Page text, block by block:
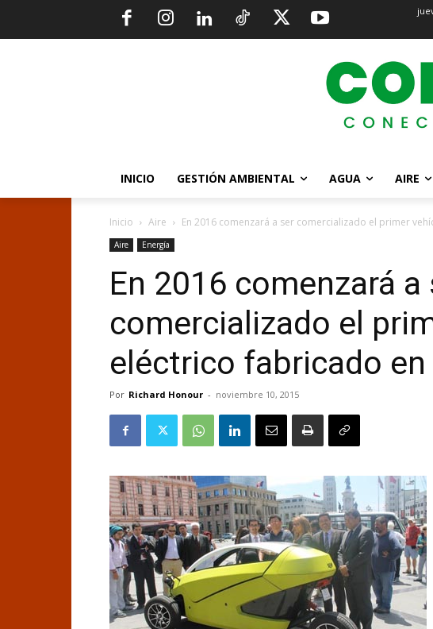
INICIO GESTIÓN AMBIENTAL AGUA AIRE
Inicio Aire En 2016 comenzará a ser comercializado el primer
Aire Energía
En 2016 comenzará a
comercializado el
eléctrico fabricado en
Por Richard Honour - noviembre 10, 2015